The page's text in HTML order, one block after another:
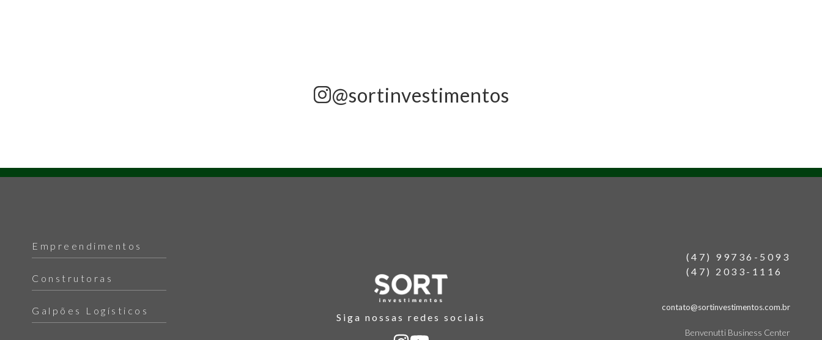
@sortinvestimentos
Empreendimentos
Construtoras
Galpões Logísticos
Siga nossas redes sociais
(47) 99736-5093
(47) 2033-1116
contato@sortinvestimentos.com.br
Benvenutti Business Center